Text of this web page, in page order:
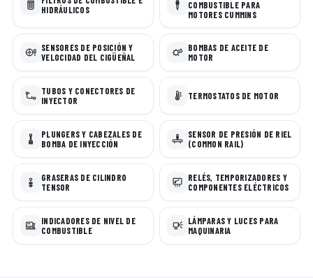
HIDRÁULICOS
COMBUSTIBLE PARA
MOTORES CUMMINS
SENSORES DE POSICIÓN Y
VELOCIDAD DEL CIGÜEÑAL
BOMBAS DE ACEITE DE
MOTOR
TUBOS Y CONECTORES DE
INYECTOR
TERMOSTATOS DE MOTOR
PLUNGERS Y CABEZALES DE
BOMBA DE INYECCIÓN
SENSOR DE PRESIÓN DE RIEL
(COMMON RAIL)
GRASERAS DE CILINDRO
TENSOR
RELÉS, TEMPORIZADORES Y
COMPONENTES ELÉCTRICOS
INDICADORES DE NIVEL DE
COMBUSTIBLE
LÁMPARAS Y LUCES PARA
MAQUINARIA